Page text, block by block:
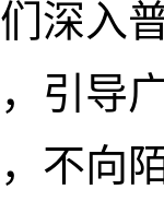
深入
引导
不向